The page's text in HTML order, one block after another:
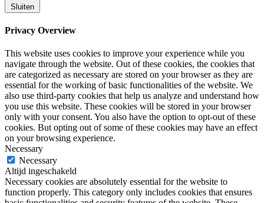
Sluiten
Privacy Overview
This website uses cookies to improve your experience while you
navigate through the website. Out of these cookies, the cookies that
are categorized as necessary are stored on your browser as they are
essential for the working of basic functionalities of the website. We
also use third-party cookies that help us analyze and understand how
you use this website. These cookies will be stored in your browser
only with your consent. You also have the option to opt-out of these
cookies. But opting out of some of these cookies may have an effect
on your browsing experience.
Necessary
Necessary
Altijd ingeschakeld
Necessary cookies are absolutely essential for the website to
function properly. This category only includes cookies that ensures